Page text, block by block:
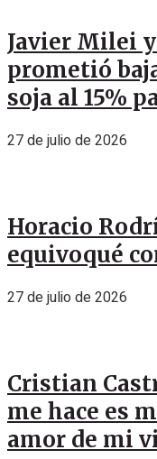
Javier Milei
prometió
soja al 15%
27 de julio de 2026
Horacio
equivoqué
27 de julio de 2026
Cristian
me hace es
amor de mi